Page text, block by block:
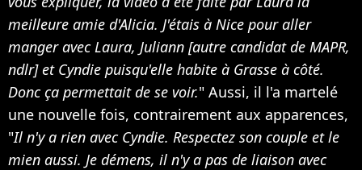
meilleure amie d'Alicia. J'étais à Nice pour aller
manger avec Laura, Juliann [autre candidat de MAPR,
ndlr] et Cyndie puisqu'elle habite à Grasse à côté.
Donc ça permettait de se voir." Aussi, il l'a martelé
une nouvelle fois, contrairement aux apparences,
"Il n'y a rien avec Cyndie. Respectez son couple et le
mien aussi. Je démens, il n'y a pas de liaison avec